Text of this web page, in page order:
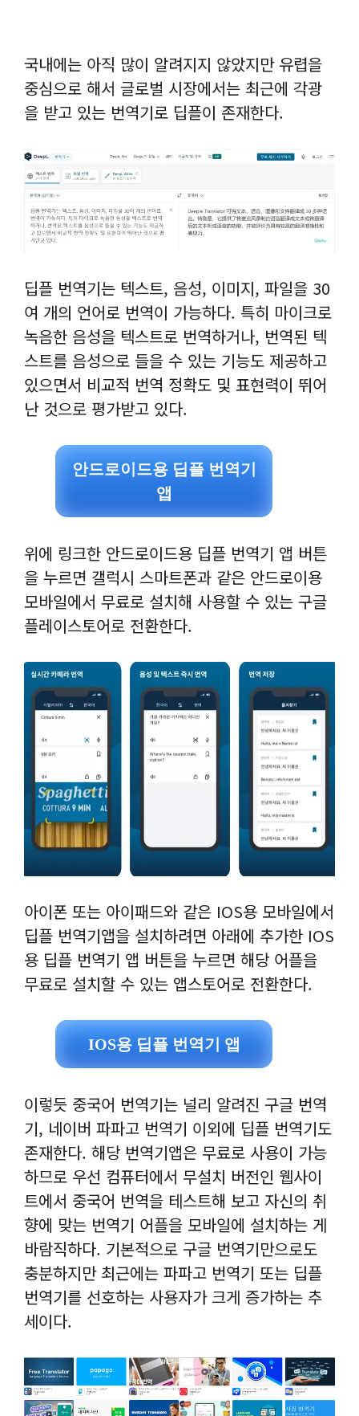
국내에는 아직 많이 알려지지 않았지만 유렵을
중심으로 해서 글로벌 시장에서는 최근에 각광
을 받고 있는 번역기로 딥플이 존재한다.
딥플 번역기는 텍스트, 음성, 이미지, 파일을 30
여 개의 언어로 번역이 가능하다. 특히 마이크로
녹음한 음성을 텍스트로 번역하거나, 번역된 텍
스트를 음성으로 들을 수 있는 기능도 제공하고
있으면서 비교적 번역 정확도 및 표현력이 뛰어
난 것으로 평가받고 있다.
안드로이드용 딥플 번역기
앱
위에 링크한 안드로이드용 딥플 번역기 앱 버튼
을 누르면 갤럭시 스마트폰과 같은 안드로이용
모바일에서 무료로 설치해 사용할 수 있는 구글
플레이스토어로 전환한다.
아이폰 또는 아이패드와 같은 IOS용 모바일에서
딥플 번역기앱을 설치하려면 아래에 추가한 IOS
용 딥플 번역기 앱 버튼을 누르면 해당 어플을
무료로 설치할 수 있는 앱스토어로 전환한다.
IOS용 딥플 번역기 앱
이렇듯 중국어 번역기는 널리 알려진 구글 번역
기, 네이버 파파고 번역기 이외에 딥플 번역기도
존재한다. 해당 번역기앱은 무료로 사용이 가능
하므로 우선 컴퓨터에서 무설치 버전인 웹사이
트에서 중국어 번역을 테스트해 보고 자신의 취
향에 맞는 번역기 어플을 모바일에 설치하는 게
바람직하다. 기본적으로 구글 번역기만으로도
충분하지만 최근에는 파파고 번역기 또는 딥플
번역기를 선호하는 사용자가 크게 증가하는 추
세이다.